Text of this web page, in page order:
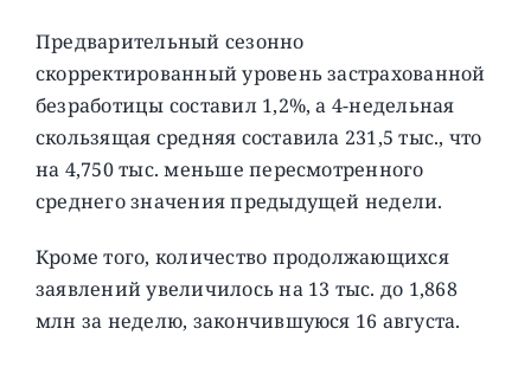
Предварительный сезонно
скорректированный уровень застрахованной
безработицы составил 1,2%, а 4-недельная
скользящая средняя составила 231,5 тыс., что
на 4,750 тыс. меньше пересмотренного
среднего значения предыдущей недели.
Кроме того, количество продолжающихся
заявлений увеличилось на 13 тыс. до 1,868
млн за неделю, закончившуюся 16 августа.